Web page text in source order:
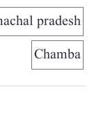
pradesh
Chamba